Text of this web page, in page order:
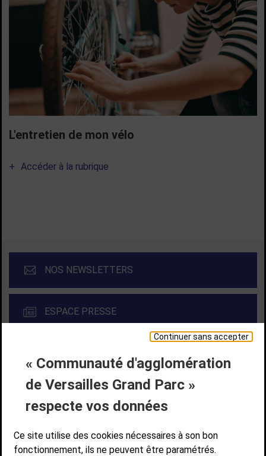
Continuer sans accepter
« Communauté d'agglomération
de Versailles Grand Parc »
respecte vos données
Ce site utilise des cookies nécessaires à son bon
fonctionnement, ils ne peuvent être paramétrés.
L'entretien de mon vélo
Accéder à la rubrique
NOS NEWSLETTERS
ESPACE PRESSE
Liens bas de page
CONTACT MENTIONS LÉGALES
PLAN DE SITE
ACCESSIBILITÉ NUMÉRIQUE
GESTION DES COOKIES
Suivez-nous
SUIVEZ-NOUS SUR